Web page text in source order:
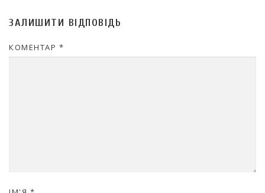
ЗАЛИШИТИ ВІДПОВІДЬ
КОМЕНТАР *